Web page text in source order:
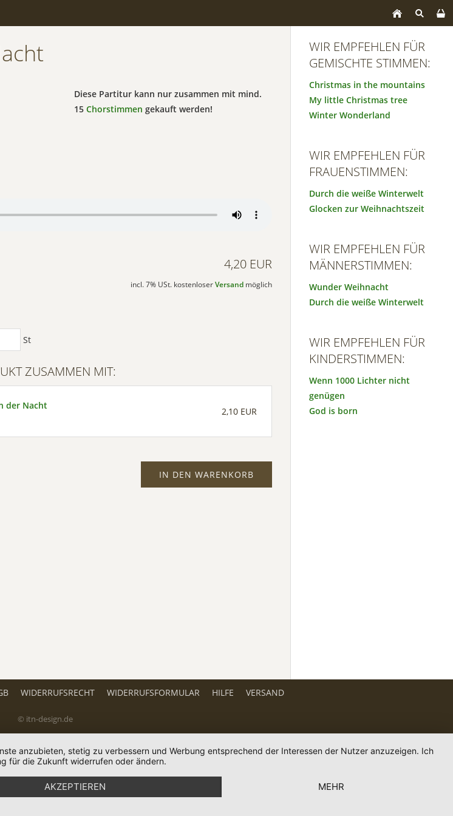
Diese Partitur kann nur zusammen mit mind.
15Chorstimmen gekauft werden!
4,20 EUR
incl. 7% USt. kostenloser Versandmöglich
St
ZUSAMMEN MIT:
der Nacht
2,10 EUR
IN DEN WARENKORB
WIR EMPFEHLEN FÜR
GEMISCHTE STIMMEN:
Christmas in the mountains
My little Christmas tree
Winter Wonderland
WIR EMPFEHLEN FÜR
FRAUENSTIMMEN:
Durch die weiße Winterwelt
Glocken zur Weihnachtszeit
WIR EMPFEHLEN FÜR
MÄNNERSTIMMEN:
Wunder Weihnacht
Durch die weiße Winterwelt
WIR EMPFEHLEN FÜR
KINDERSTIMMEN:
Wenn 1000 Lichter nicht
genügen
God is born
WIDERRUFSRECHT WIDERRUFSFORMULAR HILFE VERSAND
© itn-design.de
anzubieten, stetig zu verbessern und Werbung entsprechend der Interessen der Nutzer anzuzeigen. Ich
für die Zukunft widerrufen oder ändern.
AKZEPTIEREN MEHR